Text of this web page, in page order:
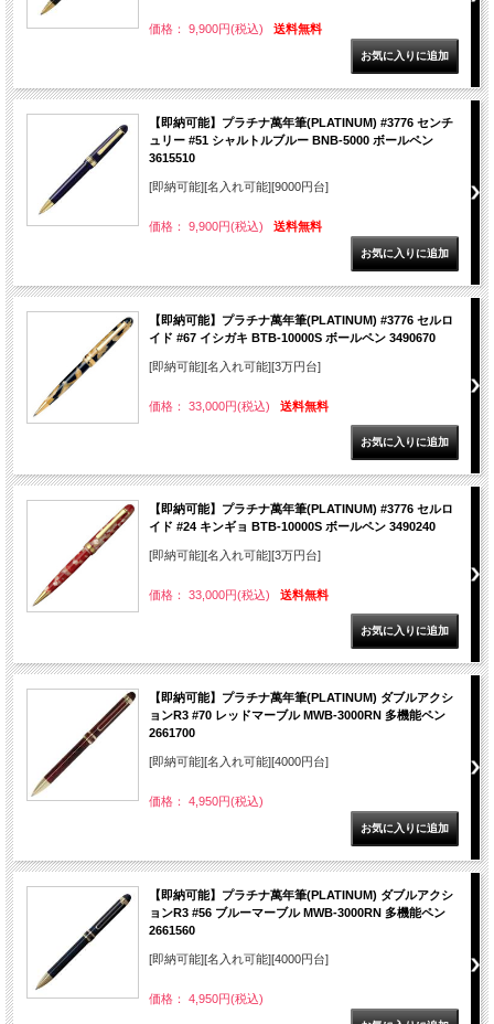
価格： 9,900円(税込) 送料無料
【即納可能】プラチナ萬年筆(PLATINUM) #3776 センチ
ュリー #51 シャルトルブルー BNB-5000 ボールペン
3615510
[即納可能][名入れ可能][9000円台]
価格： 9,900円(税込) 送料無料
【即納可能】プラチナ萬年筆(PLATINUM) #3776 セルロ
イド #67 イシガキ BTB-10000S ボールペン 3490670
[即納可能][名入れ可能][3万円台]
価格： 33,000円(税込) 送料無料
【即納可能】プラチナ萬年筆(PLATINUM) #3776 セルロ
イド #24 キンギョ BTB-10000S ボールペン 3490240
[即納可能][名入れ可能][3万円台]
価格： 33,000円(税込) 送料無料
【即納可能】プラチナ萬年筆(PLATINUM) ダブルアクシ
ョンR3 #70 レッドマーブル MWB-3000RN 多機能ペン
2661700
[即納可能][名入れ可能][4000円台]
価格： 4,950円(税込)
【即納可能】プラチナ萬年筆(PLATINUM) ダブルアクシ
ョンR3 #56 ブルーマーブル MWB-3000RN 多機能ペン
2661560
[即納可能][名入れ可能][4000円台]
価格： 4,950円(税込)